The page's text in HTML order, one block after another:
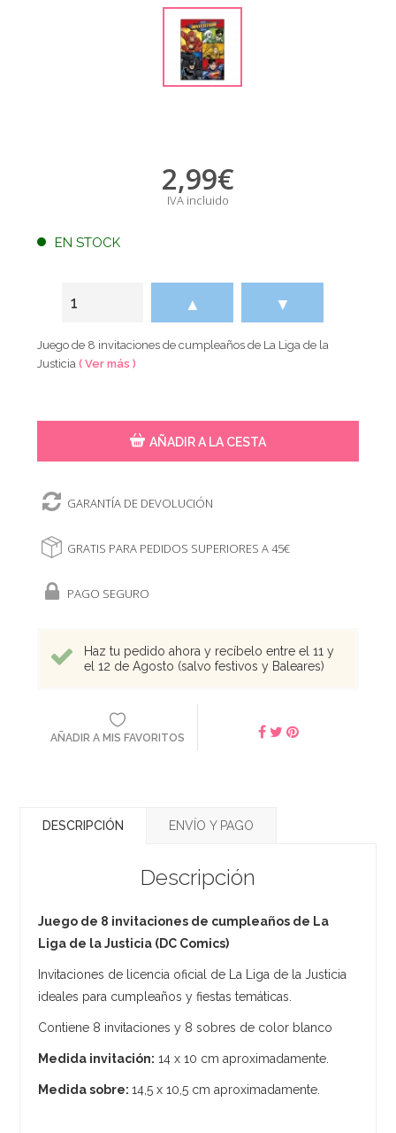
2,99€
IVA incluido
EN STOCK
▲ ▼
Juego de 8 invitaciones de cumpleaños de La Liga de la
Justicia( Ver más )
AÑADIR A LA CESTA
GARANTÍA DE DEVOLUCIÓN
GRATIS PARA PEDIDOS SUPERIORES A 45€
PAGO SEGURO
Haz tu pedido ahora y recíbelo entre el 11 y
el 12 de Agosto (salvo festivos y Baleares)
AÑADIR A MIS FAVORITOS
DESCRIPCIÓN ENVÍO Y PAGO
Descripción
Juego de 8 invitaciones de cumpleaños de La
Liga de la Justicia (DC Comics)
Invitaciones de licencia oficial de La Liga de la Justicia
ideales para cumpleaños y fiestas temáticas.
Contiene 8 invitaciones y 8 sobres de color blanco
Medida invitación: 14 x 10 cm aproximadamente.
Medida sobre:14,5 x 10,5 cm aproximadamente.